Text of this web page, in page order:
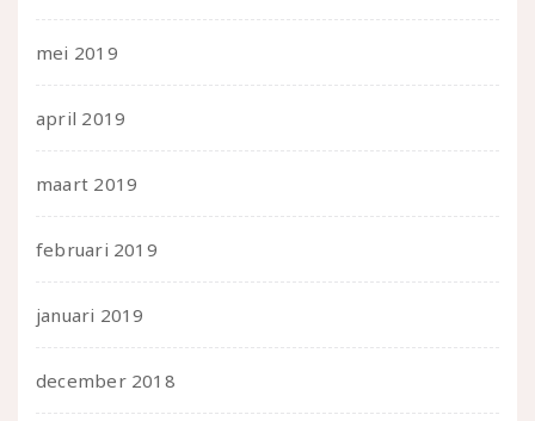
mei 2019
april 2019
maart 2019
februari 2019
januari 2019
december 2018